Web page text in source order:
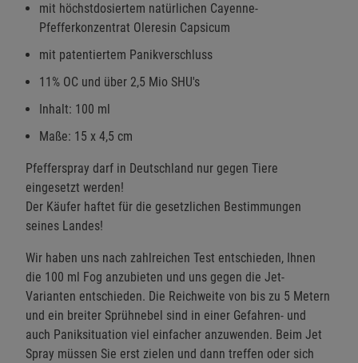
mit höchstdosiertem natürlichen Cayenne-
Pfefferkonzentrat Oleresin Capsicum
mit patentiertem Panikverschluss
11% OC und über 2,5 Mio SHU's
Inhalt: 100 ml
Maße: 15 x 4,5 cm
Pfefferspray darf in Deutschland nur gegen Tiere
eingesetzt werden!
Der Käufer haftet für die gesetzlichen Bestimmungen
seines Landes!
Wir haben uns nach zahlreichen Test entschieden, Ihnen
die 100 ml Fog anzubieten und uns gegen die Jet-
Varianten entschieden. Die Reichweite von bis zu 5 Metern
und ein breiter Sprühnebel sind in einer Gefahren- und
auch Paniksituation viel einfacher anzuwenden. Beim Jet
Spray müssen Sie erst zielen und dann treffen oder sich